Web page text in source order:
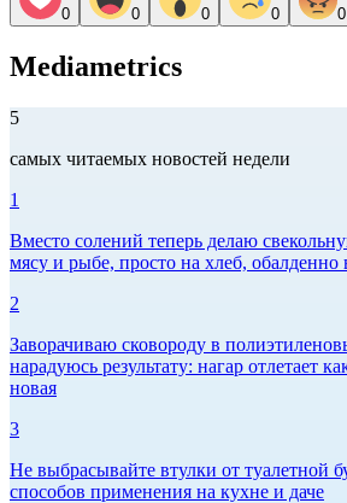
0 0 0 0 0
Mediametrics
5
самых читаемых новостей недели
1
Вместо солений теперь делаю
мясу и рыбе, просто на хлеб, обалденно
2
Заворачиваю сковороду в
нарадуюсь результату: нагар отлетает
новая
3
Не выбрасывайте втулки от туалетной
способов применения на кухне и даче